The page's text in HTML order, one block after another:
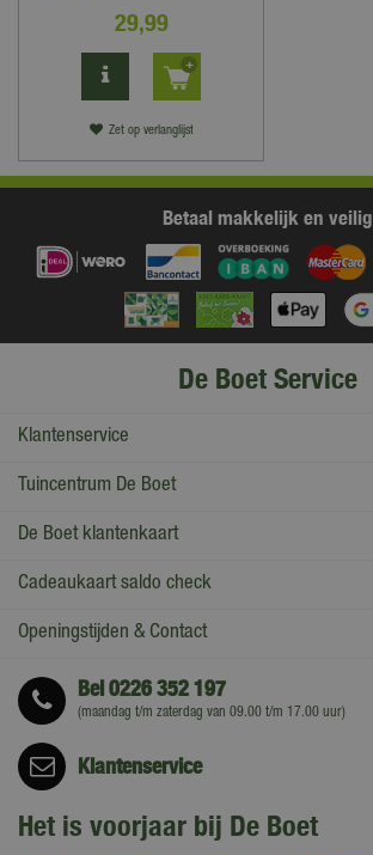
29,99
Zet op verlanglijst
Betaal makkelijk en veilig
De Boet Service
Klantenservice
Tuincentrum De Boet
De Boet klantenkaart
Cadeaukaart saldo check
Openingstijden & Contact
Bel0226 352 197
(maandag t/m zaterdag van 09.00 t/m 17.00 uur)
Klantenservice
Het is voorjaar bij De Boet